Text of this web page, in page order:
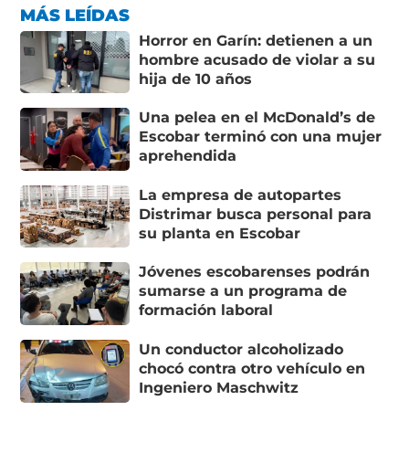
MÁS LEÍDAS
Horror en Garín: detienen a un
hombre acusado de violar a su
hija de 10 años
Una pelea en el McDonald’s de
Escobar terminó con una mujer
aprehendida
La empresa de autopartes
Distrimar busca personal para
su planta en Escobar
Jóvenes escobarenses podrán
sumarse a un programa de
formación laboral
Un conductor alcoholizado
chocó contra otro vehículo en
Ingeniero Maschwitz